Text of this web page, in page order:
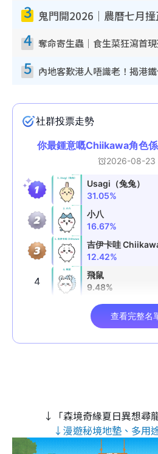
3
4
5
↓「森境奇緣夏日異想尋
↓漫遊秘境地墊、多用